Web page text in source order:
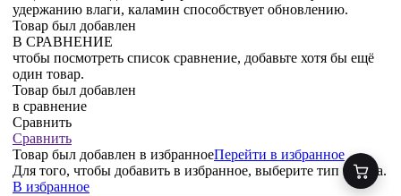
удержанию влаги, каламин способствует обновлению.
Товар был добавлен
В СРАВНЕНИЕ
чтобы посмотреть список сравнение, добавьте хотя бы ещё
один товар.
Товар был добавлен
в сравнение
Сравнить
Сравнить
Товар был добавлен в избранноеПерейти в избранное
Для того, чтобы добавить в избранное, выберите тип товара.
В избранное